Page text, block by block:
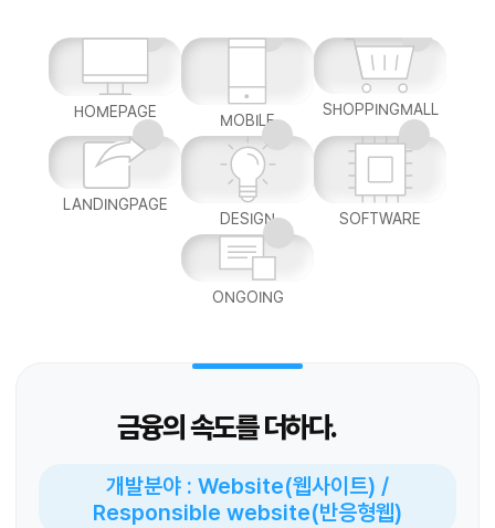
HOMEPAGE MOBILE
SHOPPINGMALL
LANDINGPAGE
DESIGN
SOFTWARE
ONGOING
금융의 속도를 더하다.
개발분야 : Website(웹사이트) /
Responsible website(반응형웹)